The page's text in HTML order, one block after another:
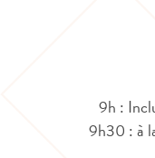
9h :
9h30 : à